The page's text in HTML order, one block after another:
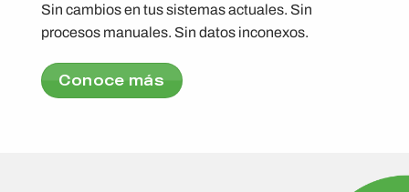
Sin cambios en tus sistemas actuales. Sin
procesos manuales. Sin datos inconexos.
Conoce más